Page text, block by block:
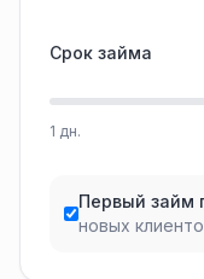
Срок займа
1 дн.
Первый займ
новых